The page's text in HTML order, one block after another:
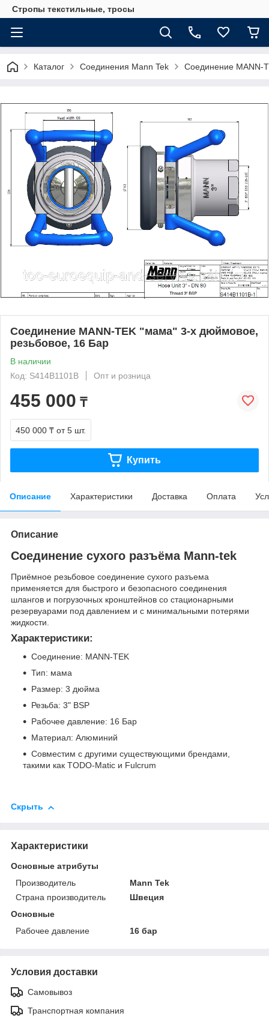
Стропы текстильные, тросы
Каталог Соединения Mann Tek Соединение MANN-
Соединение MANN-TEK "мама" 3-х дюймовое,
резьбовое, 16 Бар
В наличии
Код: S414B1101B
Опт и розница
455 000 ₸
450 000 ₸ от 5 шт.
Купить
Описание Характеристики Доставка Оплата
Описание
Соединение сухого разъёма Mann-tek
Приёмное резьбовое соединение сухого разъема
применяется для быстрого и безопасного соединения
шлангов и погрузочных кронштейнов со стационарными
резервуарами под давлением и с минимальными потерями
жидкости.
Характеристики:
Соединение: MANN-TEK
Тип: мама
Размер: 3 дюйма
Резьба: 3" BSP
Рабочее давление: 16 Бар
Материал: Алюминий
Совместим с другими существующими брендами,
такими как TODO-Matic и Fulcrum
Скрыть
Характеристики
Основные атрибуты
Производитель
Mann Tek
Страна производитель
Швеция
Основные
Рабочее давление
16 бар
Условия доставки
Самовывоз
Транспортная компания